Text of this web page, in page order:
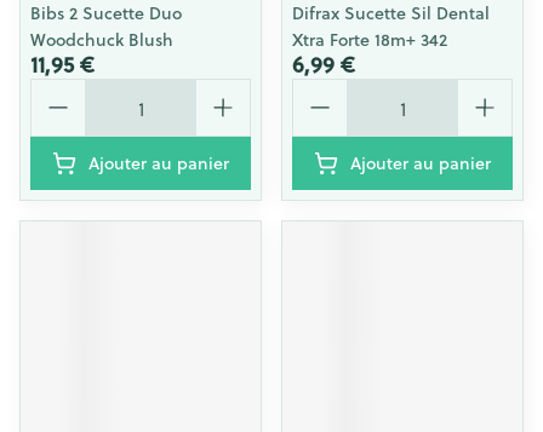
Bibs 2 Sucette Duo
Woodchuck Blush
11,95 €
Quantité
Ajouter au panier
Difrax Sucette Sil Dental
Xtra Forte 18m+ 342
6,99 €
Quantité
Ajouter au panier